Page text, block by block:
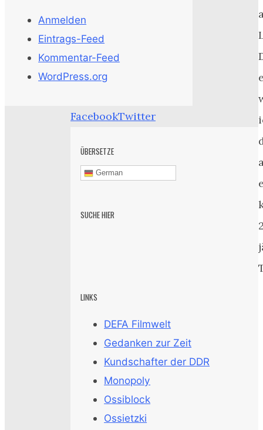
Anmelden
Eintrags-Feed
Kommentar-Feed
WordPress.org
FacebookTwitter
ÜBERSETZE
German
SUCHE HIER
LINKS
DEFA Filmwelt
Gedanken zur Zeit
Kundschafter der DDR
Monopoly
Ossiblock
Ossietzki